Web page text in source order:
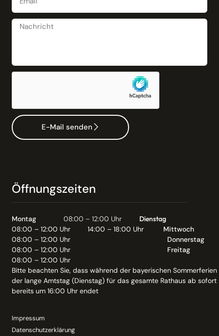
Abwasser; Zahlung von
Entwässerungsbeiträgen
Über Herstellungsbeiträge für die öffentliche
Einrichtung nach dem Solidarprinzip mit.
Abwasserentsorgung;
Beantragung einer Befreiung
Der Anschluss- und Benutzungszwang für eine
öffentliche Abwasserentsorgung.
Mehr lesen
Abwasserentsorgung;
Mittels eines Grundstücksanschlusses